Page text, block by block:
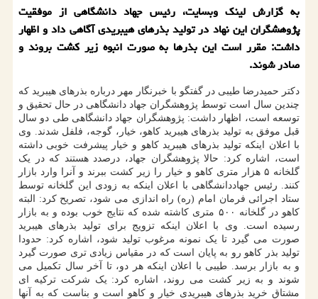
به گزارش لینك وبسایت، رئیس جهاد دانشگاهی از موفقیت
پژوهشگران این نهاد در تولید بذرهای هیبریدی آگاهی داد و اظهار
داشت: مقرر است این بذرها به صورت انبوه زیر كشت بروند و
صادر شوند.
دکتر حمیدرضا طیبی در گفتگو با خبرنگار مهر درباره بذرهای هیبرید که
چندین سال است توسط پژوهشگران جهاد دانشگاهی در حال تحقیق و
توسعه است، اظهار داشت: پژوهشگران جهاد دانشگاهی طی دو سال
قبل موفق به تولید بذرهای هیبرید کاهو، خیار، گوجه، فلفل شدند. وی
با اعلان اینکه تولید بذرهای هیبرید کاهو و خیار پیشرفت خوبی داشته
است، اشاره کرد: حالا پژوهشگران جهاد، درصدد هستند که در یک
گلخانه ۵ هزار متری کاهو و خیار را زیر کشت ببرند و آنرا وارد بازار
کنند. رئیس جهاددانشگاهی با اعلان اینکه به زودی این گلخانه توسط
ستاد اجرائی فرمان امام (ره) راه اندازی می شود، تصریح کرد: البته
کاهو در گلخانه ۵۰۰ متری کاشته شده که نتایج خوب بوده و به بازار
رسیده است. وی با اعلان اینکه تزویج برای تولید بذرهای هیبرید
صورت می گیرد تا یک نمونه مرغوب تولید شود، اشاره کرد: حدودا
تولید بذر کاهو رو به پایان است که در مقیاس زیادی تری صورت گیرد
و به بازار برسد. طیبی با اعلان اینکه هر دو، تا آخر سال تکمیل می
شوند و به زیر کشت می روند، اشاره کرد: یک شرکت ترکیه ای
مشتاق خرید بذرهای هیبریدی خیار و کاهو است و بناست که به آنها